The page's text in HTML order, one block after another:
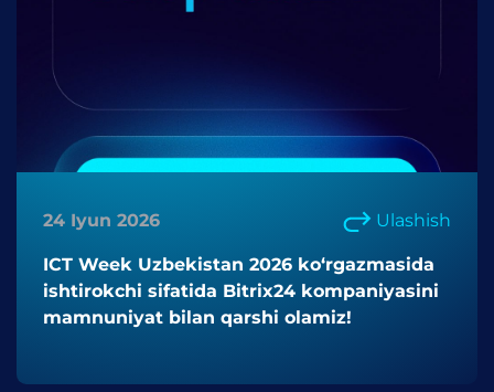
24 Iyun 2026 Ulashish
ICT Week Uzbekistan 2026 ko‘rgazmasida
ishtirokchi sifatida Bitrix24 kompaniyasini
mamnuniyat bilan qarshi olamiz!